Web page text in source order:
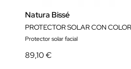
Natura Bissé
Protector solar facial
89,10 €